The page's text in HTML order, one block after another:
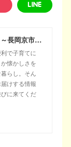
SENSE NAGAOKAKYO ～長岡京市のサブサイト～
で子育てに
懐かしさを
らし。そん
けする情報
に来てくだ